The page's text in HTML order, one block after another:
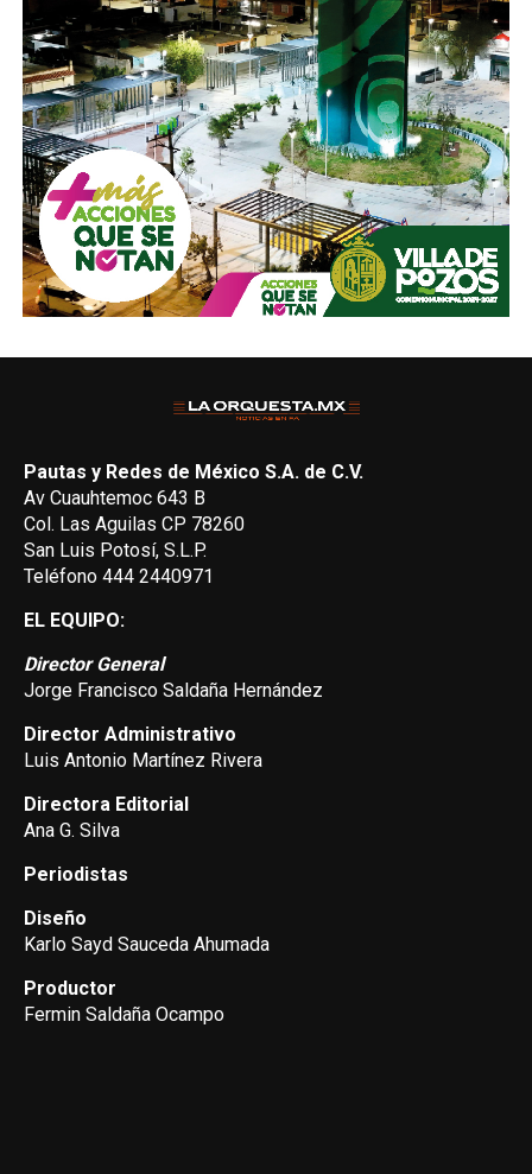
Pautas y Redes de México S.A. de C.V.
Av Cuauhtemoc 643 B
Col. Las Aguilas CP 78260
San Luis Potosí, S.L.P.
Teléfono 444 2440971
EL EQUIPO:
Director General
Jorge Francisco Saldaña Hernández
Director Administrativo
Luis Antonio Martínez Rivera
Directora Editorial
Ana G. Silva
Periodistas
Diseño
Karlo Sayd Sauceda Ahumada
Productor
Fermin Saldaña Ocampo